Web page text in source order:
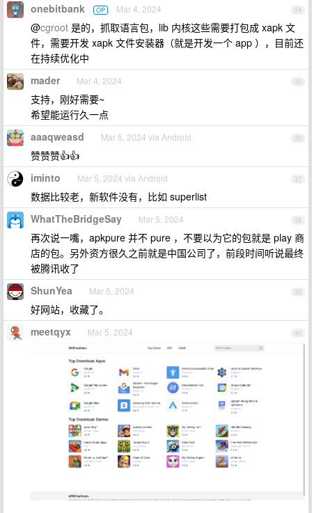
34
onebitbank OP Mar 4, 2024
@cgroot 是的，抓取语言包，lib 内核这些需要打包成 xapk 文
件，需要开发 xapk 文件安装器（就是开发一个 app ），目前还
在持续优化中
35
mader Mar 4, 2024
支持，刚好需要~
希望能运行久一点
36
aaaqweasd Mar 5, 2024 via Android
赞赞赞👍👍
37
iminto Mar 5, 2024 via Android
数据比较老，新软件没有，比如 superlist
38
WhatTheBridgeSay Mar 5, 2024
再次说一嘴，apkpure 并不 pure ，不要以为它的包就是 play 商
店的包。另外资方很久之前就是中国公司了，前段时间听说最终
被腾讯收了
39
ShunYea Mar 5, 2024
好网站，收藏了。
40
meetqyx Mar 5, 2024